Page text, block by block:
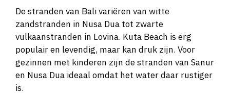
De stranden van Bali variëren van witte
zandstranden in Nusa Dua tot zwarte
vulkaanstranden in Lovina. Kuta Beach is erg
populair en levendig, maar kan druk zijn. Voor
gezinnen met kinderen zijn de stranden van Sanur
en Nusa Dua ideaal omdat het water daar rustiger
is.